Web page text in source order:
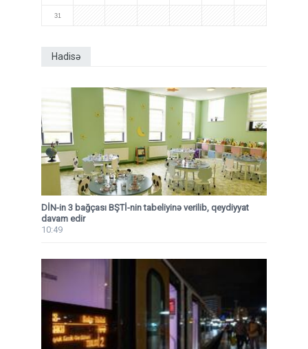
31
Hadisə
DİN-in 3 bağçası BŞTİ-nin tabeliyinə verilib, qeydiyyat
davam edir
10:49